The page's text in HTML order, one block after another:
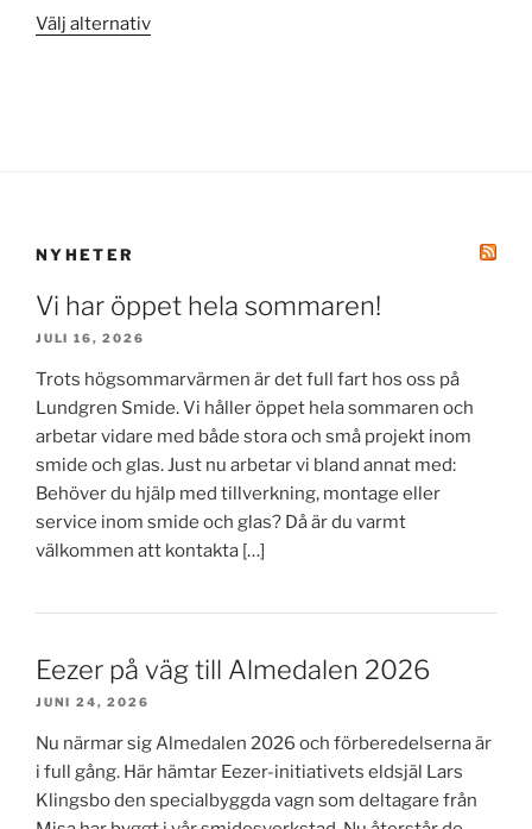
Välj alternativDen
väljas
NYHETER
Vi har öppet hela sommaren!
JULI 16, 2026
Trots högsommarvärmen är det full fart hos oss på
Lundgren Smide. Vi håller öppet hela sommaren och
arbetar vidare med både stora och små projekt inom
smide och glas. Just nu arbetar vi bland annat med:
Behöver du hjälp med tillverkning, montage eller
service inom smide och glas? Då är du varmt
välkommen att kontakta […]
Eezer på väg till Almedalen 2026
JUNI 24, 2026
Nu närmar sig Almedalen 2026 och förberedelserna är
i full gång. Här hämtar Eezer-initiativets eldsjäl Lars
Klingsbo den specialbyggda vagn som deltagare från